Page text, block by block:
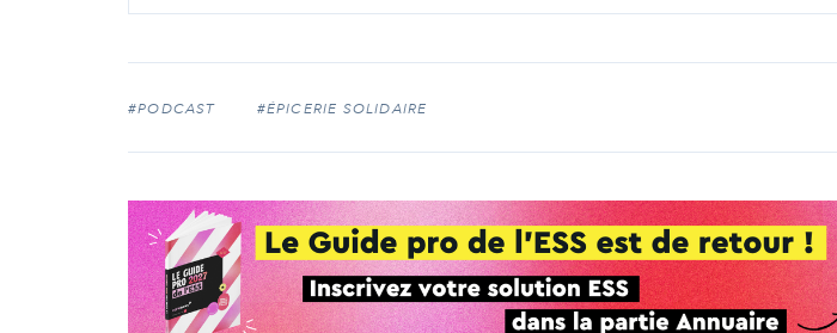
#PODCAST #ÉPICERIE SOLIDAIRE